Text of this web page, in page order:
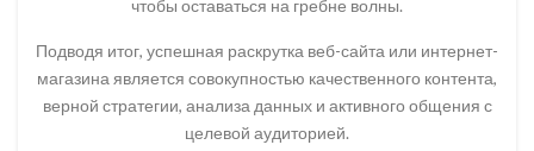
чтобы оставаться на гребне волны.
Подводя итог, успешная раскрутка веб-сайта или интернет-
магазина является совокупностью качественного контента,
верной стратегии, анализа данных и активного общения с
целевой аудиторией.